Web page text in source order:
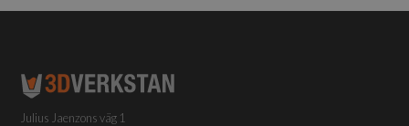
Julius Jaenzons väg 1